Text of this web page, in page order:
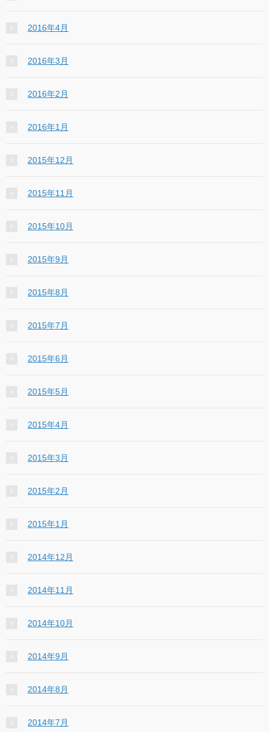
2016年4月
2016年3月
2016年2月
2016年1月
2015年12月
2015年11月
2015年10月
2015年9月
2015年8月
2015年7月
2015年6月
2015年5月
2015年4月
2015年3月
2015年2月
2015年1月
2014年12月
2014年11月
2014年10月
2014年9月
2014年8月
2014年7月